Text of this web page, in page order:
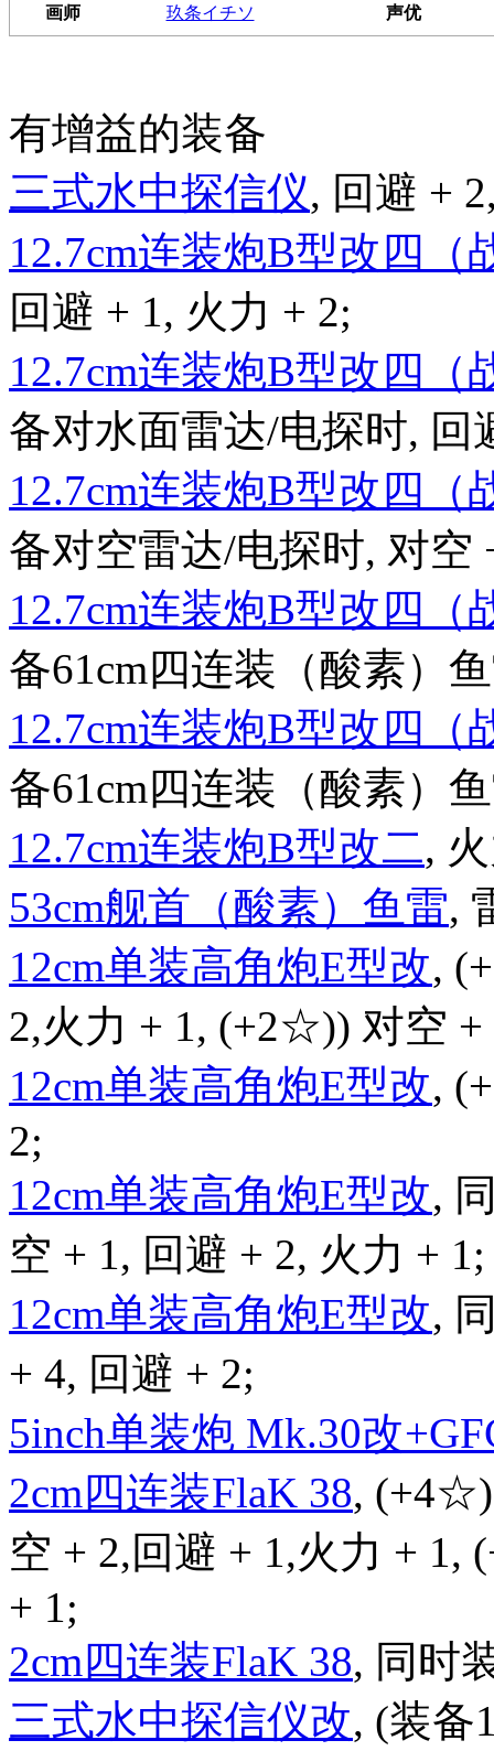
画师 玖条イチソ 声优
有增益的装备
三式水中探信仪, 回避 +
12.7cm连装炮B型改四（
回避 + 1, 火力 + 2;
12.7cm连装炮B型改四（
备对水面雷达/电探时, 回
12.7cm连装炮B型改四（
备对空雷达/电探时, 对空
12.7cm连装炮B型改四（
备61cm四连装（酸素）
12.7cm连装炮B型改四（
备61cm四连装（酸素）
12.7cm连装炮B型改二,
53cm舰首（酸素）鱼雷,
12cm单装高角炮E型改,
2,火力 + 1, (+2☆)) 对空 +
12cm单装高角炮E型改,
2;
12cm单装高角炮E型改,
空 + 1, 回避 + 2, 火力 + 1;
12cm单装高角炮E型改,
+ 4, 回避 + 2;
5inch单装炮 Mk.30改
2cm四连装FlaK 38,
空 + 2,回避 + 1,火力 + 1,
+ 1;
2cm四连装FlaK 38, 同时
三式水中探信仪改, (装备